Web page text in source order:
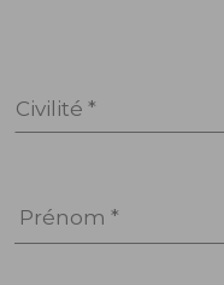
Civilité *
Prénom *